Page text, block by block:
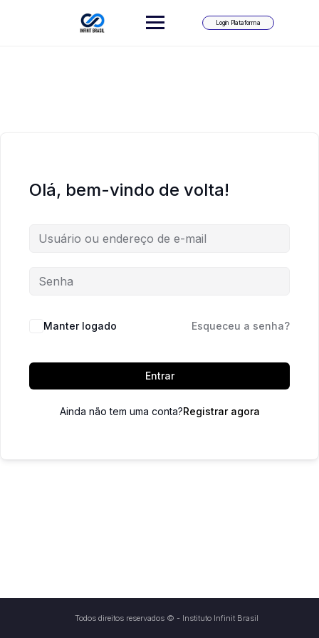
Login Plataforma
Olá, bem-vindo de volta!
Manter logado Esqueceu a senha?
Entrar
Ainda não tem uma conta?Registrar agora
Todos direitos reservados © - Instituto Infinit Brasil